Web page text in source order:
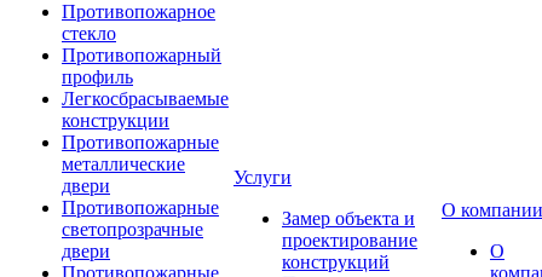
Противопожарное
стекло
Противопожарный
профиль
Легкосбрасываемые
конструкции
Противопожарные
металлические
двери
Противопожарные
светопрозрачные
двери
Противопожарные
Услуги
Замер объекта и
проектирование
конструкций
О компании
О